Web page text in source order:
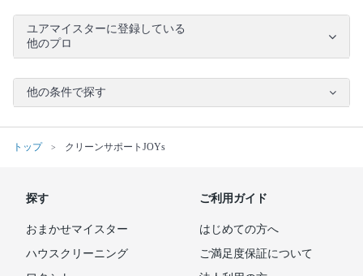
ユアマイスターに登録している
他のプロ
他の条件で探す
トップ クリーンサポートJOYs
探す
おまかせマイスター
ハウスクリーニング
ご利用ガイド
はじめての方へ
ご満足度保証について